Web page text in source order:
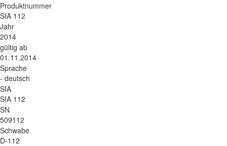
Produktnummer
SIA 112
Jahr
2014
gültig ab
01.11.2014
Sprache
- deutsch
SIA
SIA 112
SN
509112
Schwabe
D-112